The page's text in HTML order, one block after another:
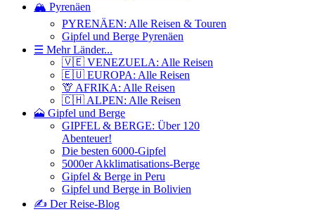
🏔️ Pyrenäen
PYRENÄEN: Alle Reisen & Touren
Gipfel und Berge Pyrenäen
☰ Mehr Länder...
🇻🇪 VENEZUELA: Alle Reisen
🇪🇺 EUROPA: Alle Reisen
🦒 AFRIKA: Alle Reisen
🇨🇭 ALPEN: Alle Reisen
🗻 Gipfel und Berge
GIPFEL & BERGE: Über 120
Abenteuer!
Die besten 6000-Gipfel
5000er Akklimatisations-Berge
Gipfel & Berge in Peru
Gipfel und Berge in Bolivien
✍️ Der Reise-Blog